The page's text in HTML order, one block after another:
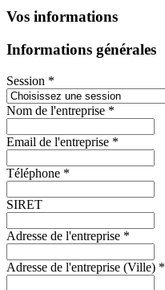
Vos informations
Informations générales
Session *
Nom de l'entreprise *
Email de l'entreprise *
Téléphone *
SIRET
Adresse de l'entreprise *
Adresse de l'entreprise (Ville) *